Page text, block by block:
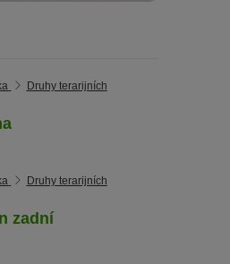
Druhy terarijních
Druhy terarijních
zadní